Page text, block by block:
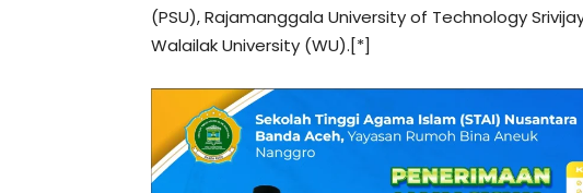
(PSU), Rajamanggala University of Technology
Walailak University (WU).[*]